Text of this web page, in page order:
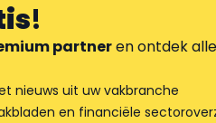
!
partneren ontdek
nieuws uit uw vakbranche
en financiële